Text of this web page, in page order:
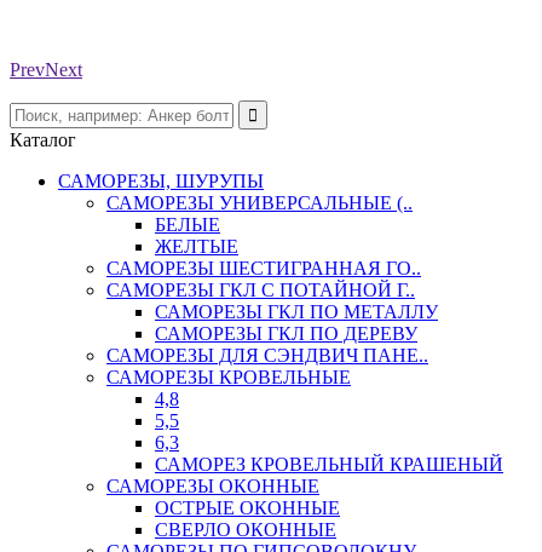
PrevNext
Каталог
САМОРЕЗЫ, ШУРУПЫ
САМОРЕЗЫ УНИВЕРСАЛЬНЫЕ (..
БЕЛЫЕ
ЖЕЛТЫЕ
САМОРЕЗЫ ШЕСТИГРАННАЯ ГО..
САМОРЕЗЫ ГКЛ С ПОТАЙНОЙ Г..
САМОРЕЗЫ ГКЛ ПО МЕТАЛЛУ
САМОРЕЗЫ ГКЛ ПО ДЕРЕВУ
САМОРЕЗЫ ДЛЯ СЭНДВИЧ ПАНЕ..
САМОРЕЗЫ КРОВЕЛЬНЫЕ
4,8
5,5
6,3
САМОРЕЗ КРОВЕЛЬНЫЙ КРАШЕНЫЙ
САМОРЕЗЫ ОКОННЫЕ
ОСТРЫЕ ОКОННЫЕ
СВЕРЛО ОКОННЫЕ